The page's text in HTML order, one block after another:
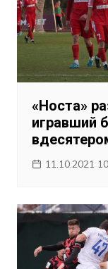
«Носта»
игравший
11.10.2021